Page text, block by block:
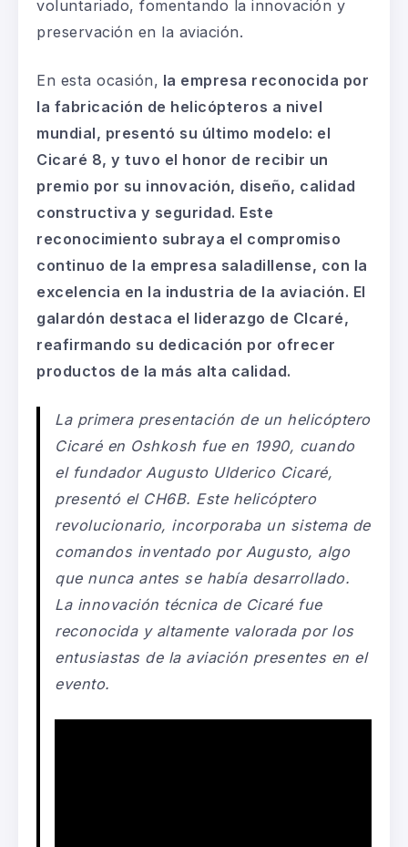
voluntariado, fomentando la innovación y
preservación en la aviación.
En esta ocasión, la empresa reconocida por
la fabricación de helicópteros a nivel
mundial, presentó su último modelo: el
Cicaré 8, y tuvo el honor de recibir un
premio por su innovación, diseño, calidad
constructiva y seguridad. Este
reconocimiento subraya el compromiso
continuo de la empresa saladillense, con la
excelencia en la industria de la aviación. El
galardón destaca el liderazgo de CIcaré,
reafirmando su dedicación por ofrecer
productos de la más alta calidad.
La primera presentación de un helicóptero
Cicaréen Oshkosh fue en 1990, cuando
el fundador Augusto Ulderico Cicaré,
presentó el CH6B. Este helicóptero
revolucionario, incorporaba un sistema de
comandos inventado por Augusto, algo
que nunca antes se había desarrollado.
La innovación técnica de Cicaréfue
reconocida y altamente valorada por los
entusiastas de la aviación presentes en el
evento.